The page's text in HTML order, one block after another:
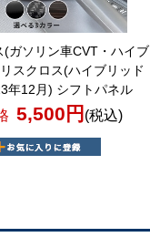
(ガソリン車CVT・ハイブ
スクロス(ハイブリッド
年12月) シフトパネル
5,500円 (税込)